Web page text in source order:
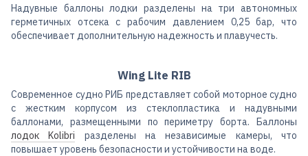
Надувные баллоны лодки разделены на три автономных
герметичных отсека с рабочим давлением 0,25 бар, что
обеспечивает дополнительную надежность и плавучесть.
Wing Lite RIB
Современное судно РИБ представляет собой моторное судно
с жестким корпусом из стеклопластика и надувными
баллонами, размещенными по периметру борта. Баллоны
лодок Kolibri разделены на независимые камеры, что
повышает уровень безопасности и устойчивости на воде.